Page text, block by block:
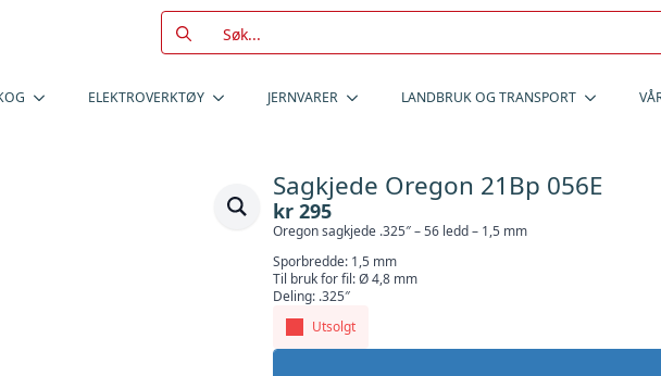
Search
for:
ELEKTROVERKTØY JERNVARER LANDBRUK OG TRANSPORT
Sagkjede Oregon 21Bp 056E
kr 295
Oregon sagkjede .325″ – 56 ledd – 1,5 mm
Sporbredde: 1,5 mm
Til bruk for fil: Ø 4,8 mm
Deling: .325″
Utsolgt